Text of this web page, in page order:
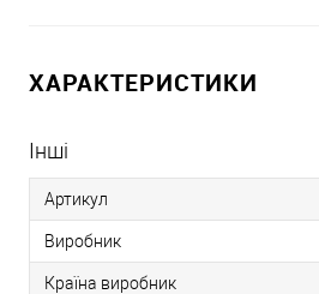
ХАРАКТЕРИСТИКИ
Інші
Артикул
Виробник
Країна виробник